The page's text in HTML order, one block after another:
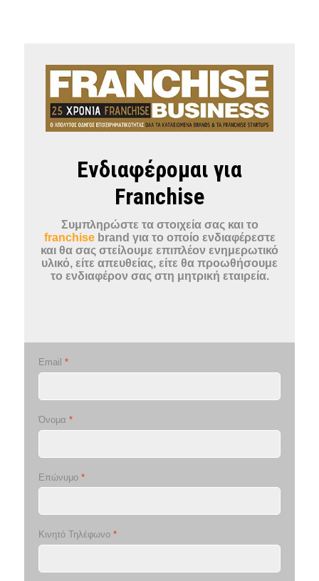
Ενδιαφέρομαι για
Franchise
Συμπληρώστε τα στοιχεία σας και το
franchisebrand για το οποίο ενδιαφέρεστε
και θα σας στείλουμε επιπλέον ενημερωτικό
υλικό, είτε απευθείας, είτε θα προωθήσουμε
το ενδιαφέρον σας στη μητρική εταιρεία.
Email *
Όνομα *
Επώνυμο *
Κινητό Τηλέφωνο *